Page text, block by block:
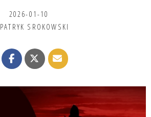
2026-01-10
PATRYK SROKOWSKI